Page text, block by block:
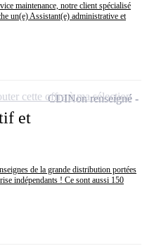
maintenance, notre client spécialisé
un(e) Assistant(e) administrative et
et
de la grande distribution portées
indépendants ! Ce sont aussi 150
CDINon renseigné
cette offre à ma sélection